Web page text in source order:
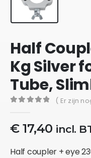
Half
Kg Silver
Tube,
( Er zijn
€17,40 incl.
Half coupler + eye